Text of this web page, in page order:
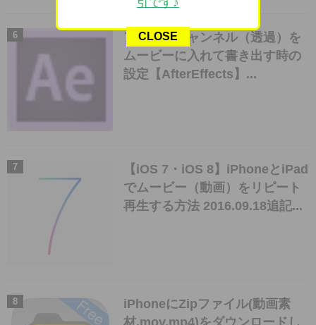
アルファチャンネル（透過）を
ムービーに入れて書き出す時の
設定【AfterEffects】...
【iOS 7・iOS 8】iPhoneとiPad
でムービー（動画）をリピート
再生する方法 2016.09.18追記...
iPhoneにZipファイル(動画素
CLOSE